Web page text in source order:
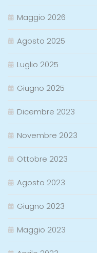
Maggio 2026
Agosto 2025
Luglio 2025
Giugno 2025
Dicembre 2023
Novembre 2023
Ottobre 2023
Agosto 2023
Giugno 2023
Maggio 2023